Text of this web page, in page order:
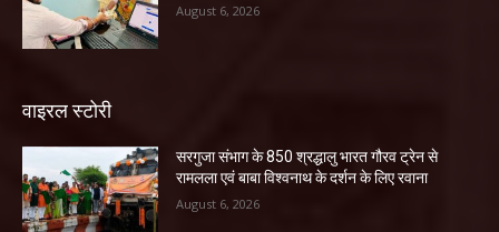
August 6, 2026
वाइरल स्टोरी
सरगुजा संभाग के 850 श्रद्धालु भारत गौरव ट्रेन से
रामलला एवं बाबा विश्वनाथ के दर्शन के लिए रवाना
August 6, 2026